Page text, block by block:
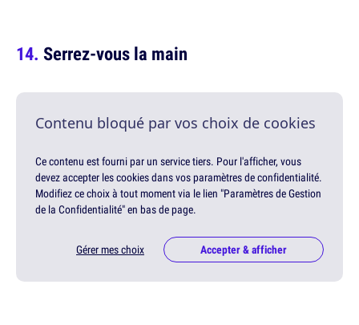
Serrez-vous la main
Contenu bloqué par vos choix de cookies
Ce contenu est fourni par un service tiers. Pour l'afficher, vous
devez accepter les cookies dans vos paramètres de confidentialité.
Modifiez ce choix à tout moment via le lien "Paramètres de Gestion
de la Confidentialité" en bas de page.
Gérer mes choix Accepter & afficher